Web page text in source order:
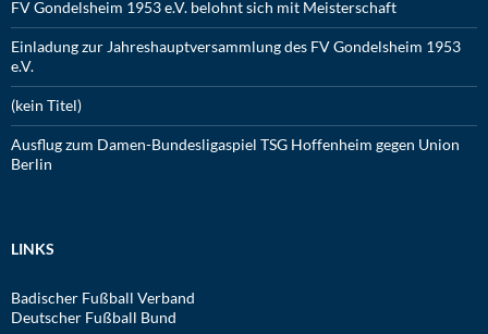
FV Gondelsheim 1953 e.V. belohnt sich mit Meisterschaft
Einladung zur Jahreshauptversammlung des FV Gondelsheim 1953
e.V.
(kein Titel)
Ausflug zum Damen-Bundesligaspiel TSG Hoffenheim gegen Union
Berlin
LINKS
Badischer Fußball Verband
Deutscher Fußball Bund